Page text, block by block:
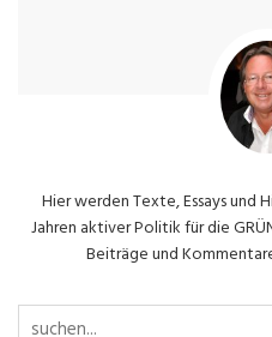
Hier werden Texte, Essays und
Jahren aktiver Politik für die
Beiträge und
Suchen nach: